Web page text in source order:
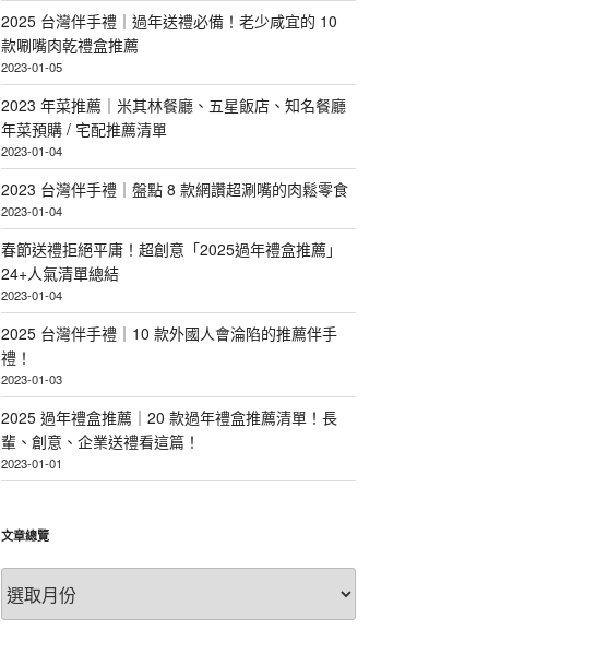
2025 台灣伴手禮｜過年送禮必備！老少咸宜的 10
款唰嘴肉乾禮盒推薦
2023-01-05
2023 年菜推薦｜米其林餐廳、五星飯店、知名餐廳
年菜預購 / 宅配推薦清單
2023-01-04
2023 台灣伴手禮｜盤點 8 款網讚超涮嘴的肉鬆零食
2023-01-04
春節送禮拒絕平庸！超創意「2025過年禮盒推薦」
24+人氣清單總結
2023-01-04
2025 台灣伴手禮｜10 款外國人會淪陷的推薦伴手
禮！
2023-01-03
2025 過年禮盒推薦｜20 款過年禮盒推薦清單！長
輩、創意、企業送禮看這篇！
2023-01-01
文章總覽
章
總